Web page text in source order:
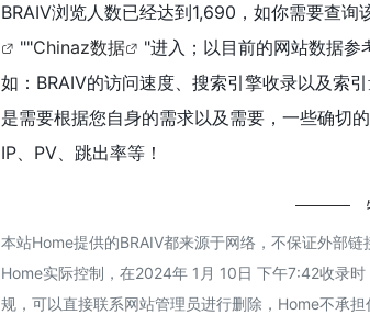
BRAIV浏览人数已经达到1,690，如你需要查
""Chinaz数据
"进入；以目前的网站数据
如：BRAIV的访问速度、搜索引擎收录以及索
是需要根据您自身的需求以及需要，一些确切
IP、PV、跳出率等！
本站Home提供的BRAIV都来源于网络，不保证外部
Home实际控制，在2024年 1月 10日 下午7:42收录
规，可以直接联系网站管理员进行删除，Home不承担